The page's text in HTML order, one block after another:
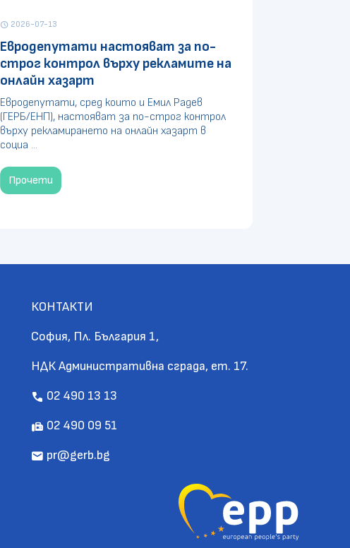
schedule 2026-07-13
Евродепутати настояват за по-
строг контрол върху рекламите на
онлайн хазарт
Евродепутати, сред които и Емил Радев
(ГЕРБ/ЕНП), настояват за по-строг контрол
върху рекламирането на онлайн хазарт в
социа ...
Прочети
КОНТАКТИ
София, Пл. България 1,
НДК Административна сграда, ет. 17.
call 02 490 13 13
fax 02 490 09 51
mail pr@gerb.bg